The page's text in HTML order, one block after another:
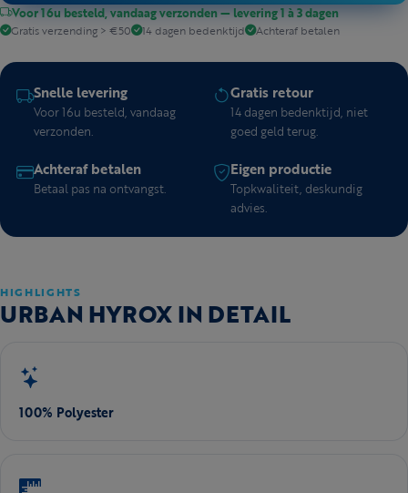
Voor 16u besteld, vandaag verzonden — levering 1 à 3 dagen
Gratis verzending > €50 14 dagen bedenktijd Achteraf betalen
Snelle levering
Voor 16u besteld, vandaag
verzonden.
Gratis retour
14 dagen bedenktijd, niet
goed geld terug.
Achteraf betalen
Betaal pas na ontvangst.
Eigen productie
Topkwaliteit, deskundig
advies.
HIGHLIGHTS
URBAN HYROX IN DETAIL
100% Polyester